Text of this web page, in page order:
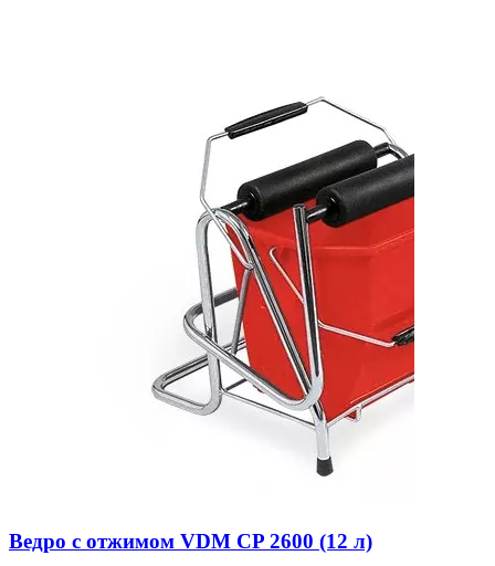
Ведро с отжимом VDM CP 2600 (12 л)